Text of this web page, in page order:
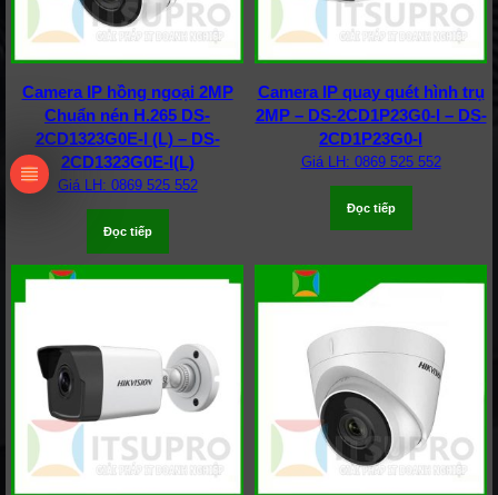
Camera IP hồng ngoại 2MP
Chuẩn nén H.265 DS-
2CD1323G0E-I (L) – DS-
2CD1323G0E-I(L)
Giá LH: 0869 525 552
Đọc tiếp
Camera IP quay quét hình trụ
2MP – DS-2CD1P23G0-I – DS-
2CD1P23G0-I
Giá LH: 0869 525 552
Đọc tiếp